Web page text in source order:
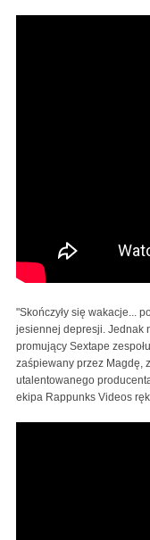
"Skończyły się wakacje...
jesiennej depresji. Jednak
promujący Sextape
zaśpiewany przez Magdę,
utalentowanego
ekipa Rappunks Videos